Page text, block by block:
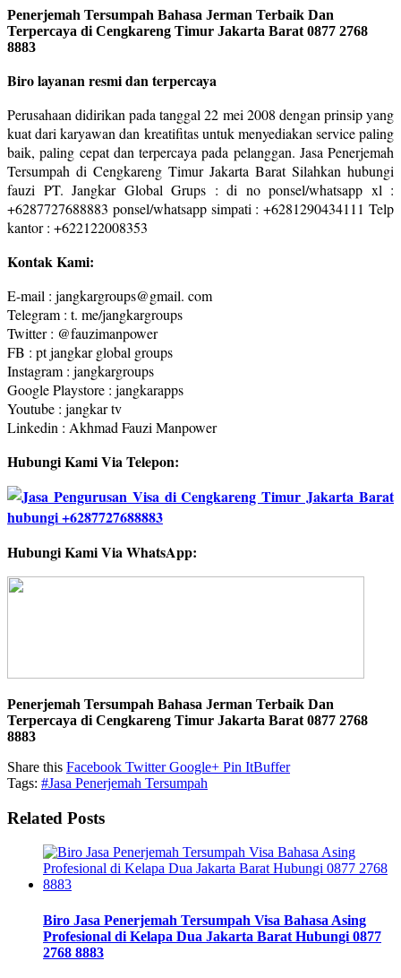
Penerjemah Tersumpah Bahasa Jerman Terbaik Dan
Terpercaya di Cengkareng Timur Jakarta Barat 0877 2768
8883
Biro layanan resmi dan terpercaya
Perusahaan didirikan pada tanggal 22 mei 2008 dengan prinsip yang
kuat dari karyawan dan kreatifitas untuk menyediakan service paling
baik, paling cepat dan terpercaya pada pelanggan. Jasa Penerjemah
Tersumpah di Cengkareng Timur Jakarta Barat Silahkan hubungi
fauzi PT. Jangkar Global Grups : di no ponsel/whatsapp xl :
+6287727688883 ponsel/whatsapp simpati : +6281290434111 Telp
kantor : +622122008353
Kontak Kami:
E-mail : jangkargroups@gmail. com
Telegram : t. me/jangkargroups
Twitter : @fauzimanpower
FB : pt jangkar global groups
Instagram : jangkargroups
Google Playstore : jangkarapps
Youtube : jangkar tv
Linkedin : Akhmad Fauzi Manpower
Hubungi Kami Via Telepon:
Hubungi Kami Via WhatsApp:
Penerjemah Tersumpah Bahasa Jerman Terbaik Dan
Terpercaya di Cengkareng Timur Jakarta Barat 0877 2768
8883
Share this Facebook TwitterGoogle+ Pin ItBuffer
Tags: #Jasa Penerjemah Tersumpah
Related Posts
Biro Jasa Penerjemah Tersumpah Visa Bahasa Asing
Profesional di Kelapa Dua Jakarta Barat Hubungi 0877
2768 8883